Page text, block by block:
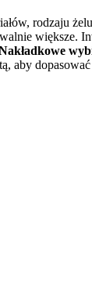
rodzaju
większe.
aby